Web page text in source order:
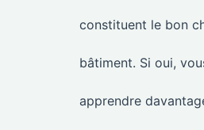
constituent le bon
bâtiment. Si oui,
apprendre